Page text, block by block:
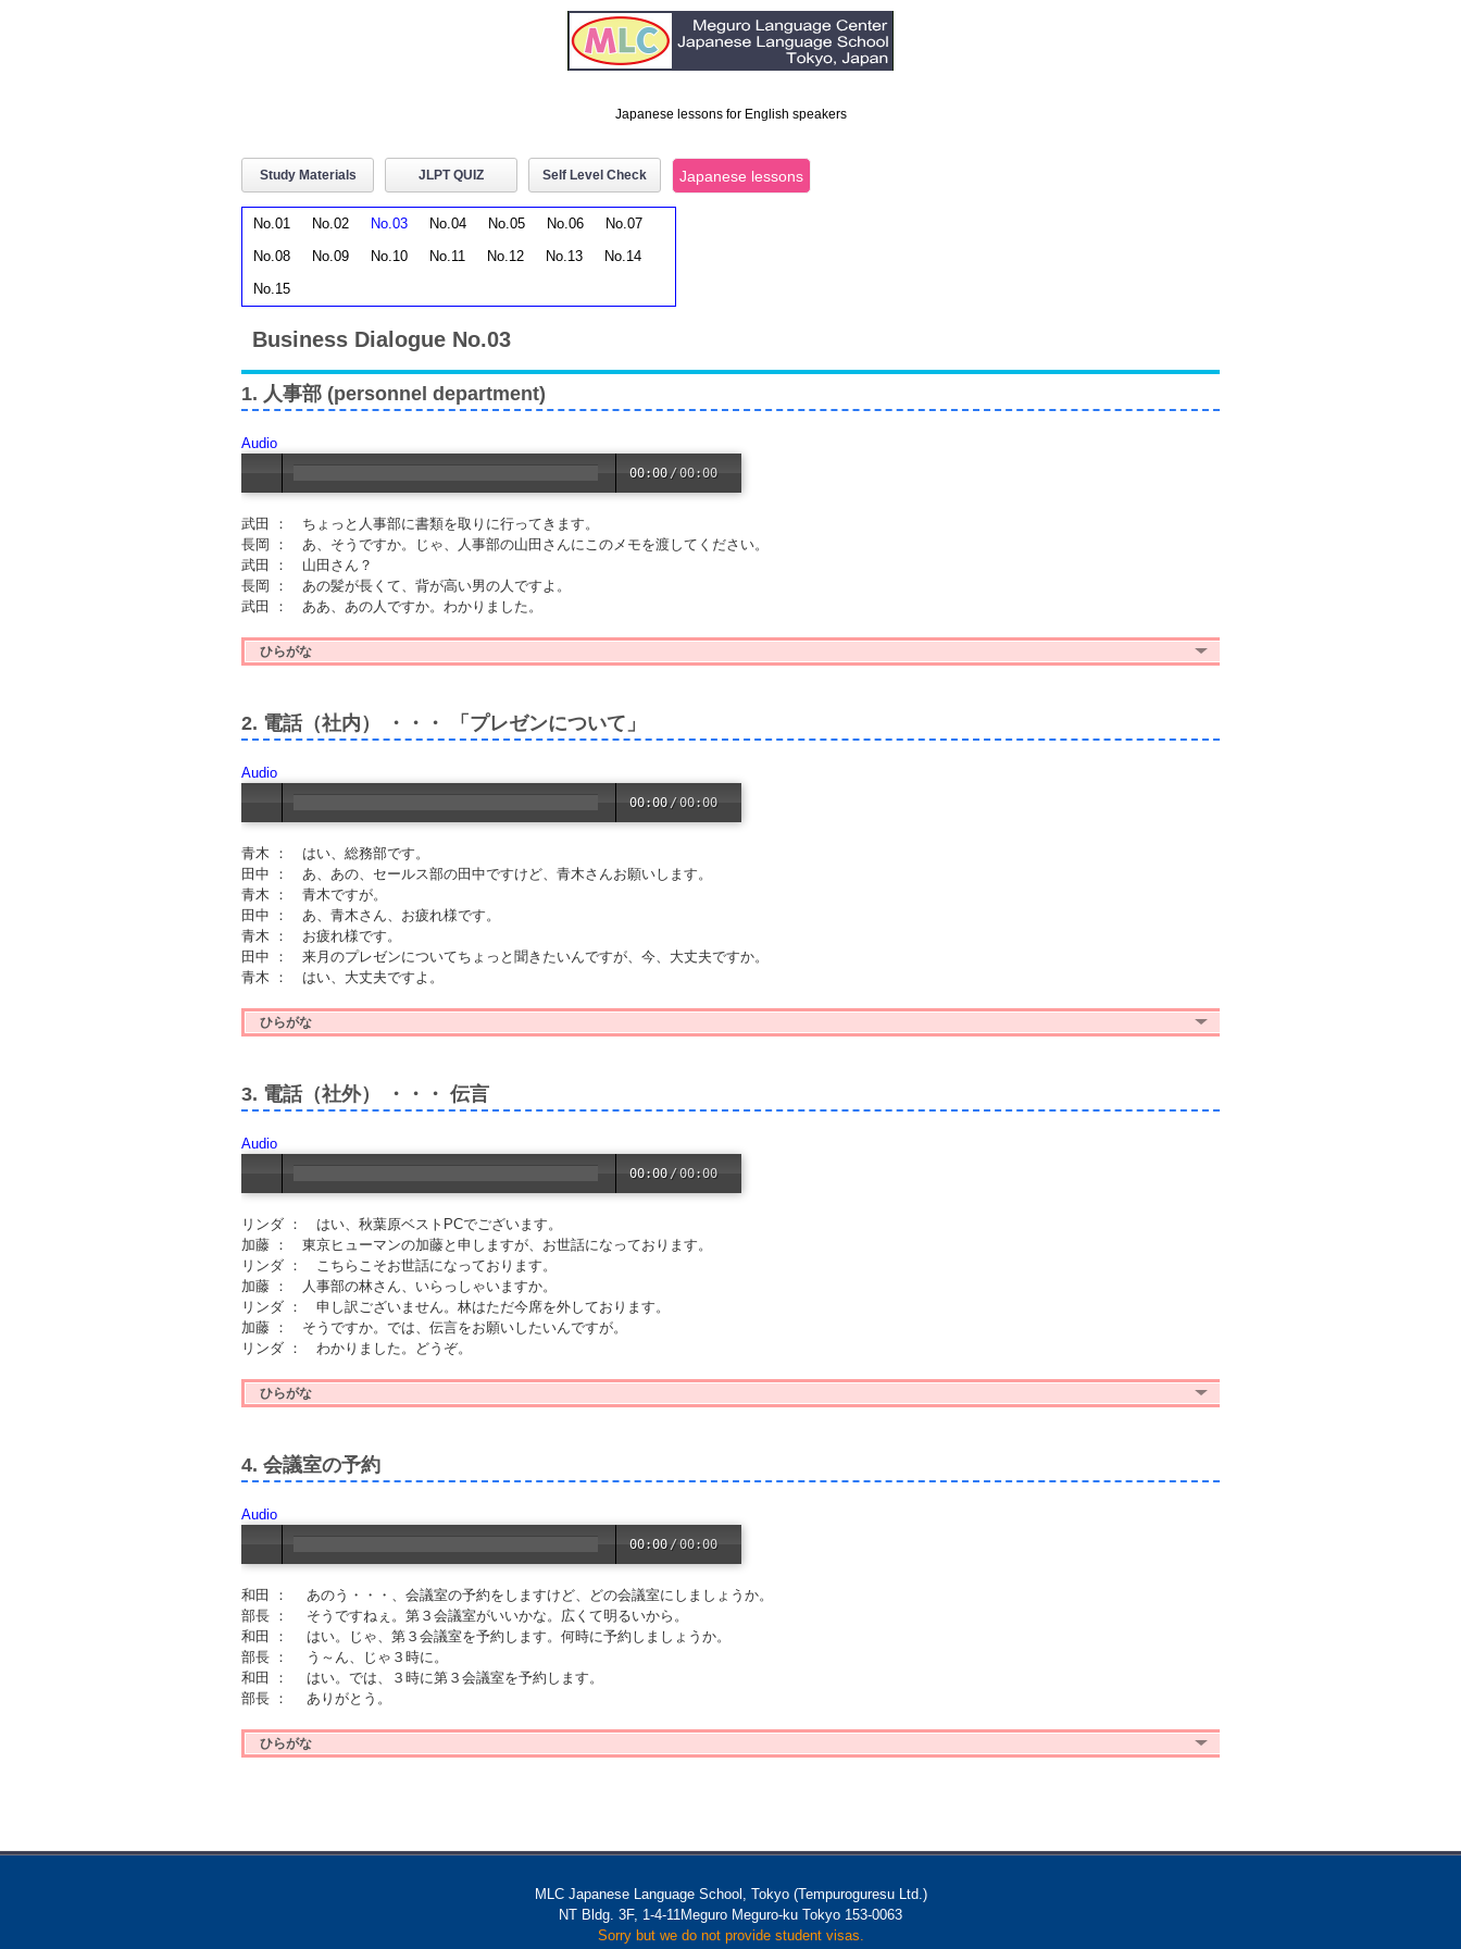
Japanese lessons for English speakers
Study Materials JLPT QUIZ Self Level Check Japanese lessons
No.01 No.02 No.03 No.04 No.05 No.06
No.07
No.08
No.09 No.10 No.11 No.12 No.13
No.14
No.15
Business Dialogue No.03
1. 人事部 (personnel department)
Audio
00:00 /00:00
武田 ： ちょっと人事部に書類を取りに行ってきます。
長岡 ： あ、そうですか。じゃ、人事部の山田さんにこのメモを渡してください。
武田 ： 山田さん？
長岡 ： あの髪が長くて、背が高い男の人ですよ。
武田 ： ああ、あの人ですか。わかりました。
ひらがな
2. 電話（社内） ・・・ 「プレゼンについて」
Audio
00:00 /00:00
青木 ： はい、総務部です。
田中 ： あ、あの、セールス部の田中ですけど、青木さんお願いします。
青木 ： 青木ですが。
田中 ： あ、青木さん、お疲れ様です。
青木 ： お疲れ様です。
田中 ： 来月のプレゼンについてちょっと聞きたいんですが、今、大丈夫ですか。
青木 ： はい、大丈夫ですよ。
ひらがな
3. 電話（社外） ・・・ 伝言
Audio
00:00 /00:00
リンダ ： はい、秋葉原ベストPCでございます。
加藤 ： 東京ヒューマンの加藤と申しますが、お世話になっております。
リンダ ： こちらこそお世話になっております。
加藤 ： 人事部の林さん、いらっしゃいますか。
リンダ ： 申し訳ございません。林はただ今席を外しております。
加藤 ： そうですか。では、伝言をお願いしたいんですが。
リンダ ： わかりました。どうぞ。
ひらがな
4. 会議室の予約
Audio
00:00 /00:00
和田 ： あのう・・・、会議室の予約をしますけど、どの会議室にしましょうか。
部長 ： そうですねぇ。第３会議室がいいかな。広くて明るいから。
和田 ： はい。じゃ、第３会議室を予約します。何時に予約しましょうか。
部長 ： う～ん、じゃ３時に。
和田 ： はい。では、３時に第３会議室を予約します。
部長 ： ありがとう。
ひらがな
MLC Japanese Language School, Tokyo (Tempuroguresu Ltd.)
NT Bldg. 3F, 1-4-11Meguro Meguro-ku Tokyo 153-0063
Sorry but we do not provide student visas.